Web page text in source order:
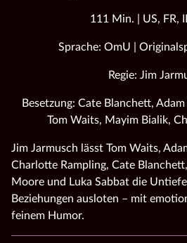
111 Min. | US, FR,
Sprache: OmU |
Regie: Jim
Besetzung: Cate Blanchett,
Tom Waits, Mayim Bialik,
Jim Jarmusch lässt Tom Waits,
Charlotte Rampling, Cate
Moore und Luka Sabbat die
Beziehungen ausloten – mit
feinem Humor.